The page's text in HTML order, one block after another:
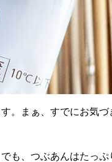
。まぁ、すでにお気
、つぶあんはたっぷ